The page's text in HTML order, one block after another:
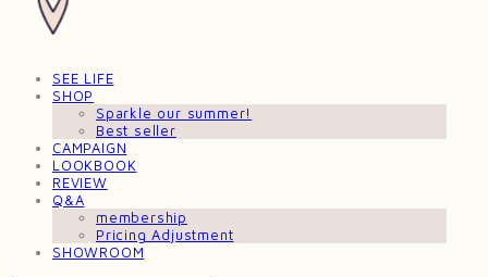
SEE LIFE
SHOP
Sparkle our summer!
Best seller
CAMPAIGN
LOOKBOOK
REVIEW
Q&A
membership
Pricing Adjustment
SHOWROOM